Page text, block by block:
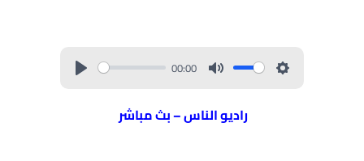
00:00
راديو الناس – بث مباشر